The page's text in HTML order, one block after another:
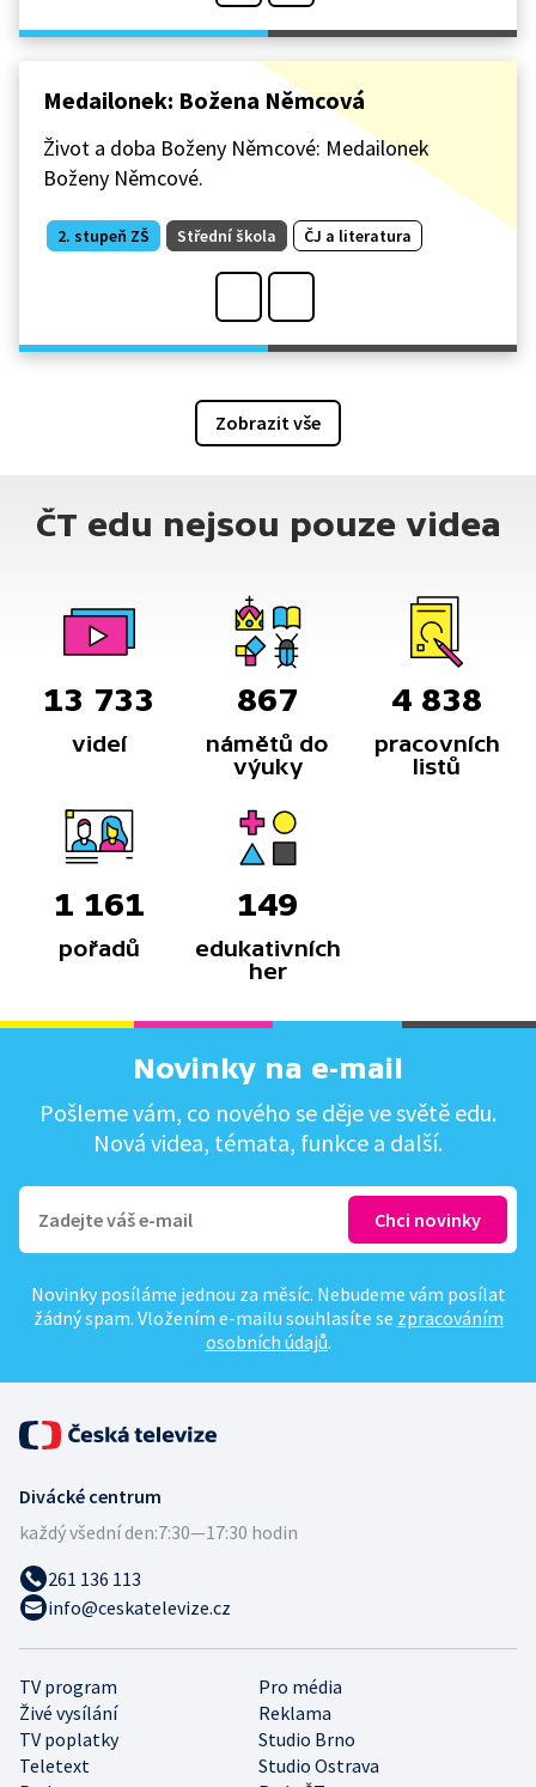
Medailonek: Božena Němcová
Život a doba Boženy Němcové: Medailonek
Boženy Němcové.
2. stupeň ZŠ Střední škola ČJ a literatura
Zobrazit vše
ČT edu nejsou pouze videa
13 733
videí
867
námětů do
výuky
4 838
pracovních
listů
1 161
pořadů
149
edukativních
her
Novinky na e-mail
Pošleme vám, co nového se děje ve světě edu.
Nová videa, témata, funkce a další.
Novinky posíláme jednou za měsíc. Nebudeme vám posílat
žádný spam. Vložením e-mailu souhlasíte se zpracováním
osobních údajů.